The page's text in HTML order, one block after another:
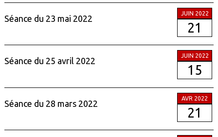
Séance du 23 mai 2022
JUIN 2022
21
Séance du 25 avril 2022
JUIN 2022
15
Séance du 28 mars 2022
AVR 2022
21